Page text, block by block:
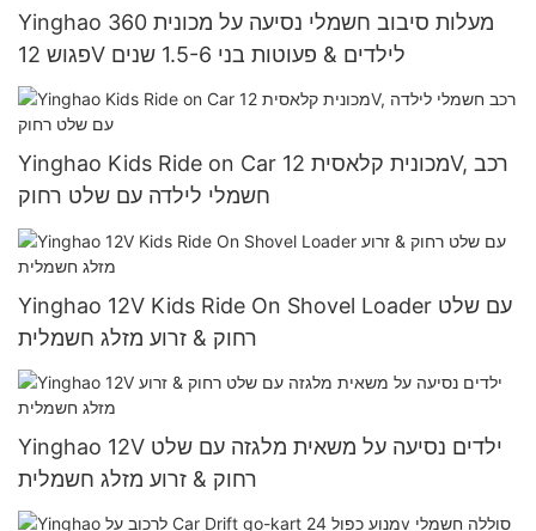
Yinghao 360 מעלות סיבוב חשמלי נסיעה על מכונית
פגוש 12V לילדים & פעוטות בני 1.5-6 שנים
Yinghao Kids Ride on Car מכונית קלאסית 12V, רכב
חשמלי לילדה עם שלט רחוק
Yinghao 12V Kids Ride On Shovel Loader עם שלט
רחוק & זרוע מזלג חשמלית
Yinghao 12V ילדים נסיעה על משאית מלגזה עם שלט
רחוק & זרוע מזלג חשמלית